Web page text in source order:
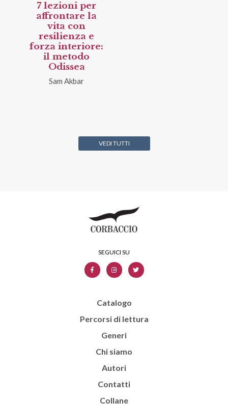
7 lezioni per
affrontare la
vita con
resilienza e
forza interiore:
il metodo
Odissea
Sam Akbar
VEDI TUTTI
Catalogo
Percorsi di lettura
Generi
Chi siamo
Autori
Contatti
Collane